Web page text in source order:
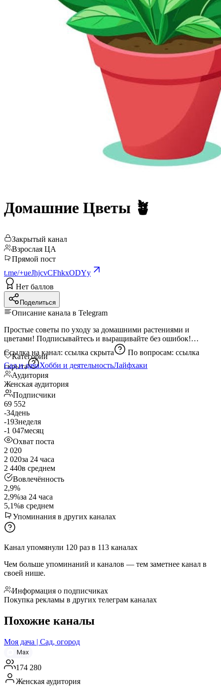
Домашние Цветы 🪴
Закрытый канал
Взрослая ЦА
Прямой пост
t.me/+ueJhjcvCFhkxODYy
Нет баллов
Поделиться
Описание канала в Telegram
Простые советы по уходу за домашними растениями и
цветами! Подписывайтесь и выращивайте без ошибок!
Ссылка на канал: ссылка скрыта По вопросам: ссылка
скрыта
Категории
Сад и дачаХобби и деятельностьЛайфхаки
Аудитория
Женская аудитория
Подписчики
69 552
-34день
-193неделя
-1 047месяц
Охват поста
2 020
2 020за 24 часа
2 440в среднем
Вовлечённость
2,9%
2,9%за 24 часа
5,1%в среднем
Упоминания в других каналах
Канал упомянули 120 раз в 113 каналах
Чем больше упоминаний и каналов — тем заметнее канал в
своей нише.
Информация о подписчиках
Покупка рекламы в других телеграм каналах
Похожие каналы
Моя дача | Сад, огород
Max
174 280
Женская аудитория